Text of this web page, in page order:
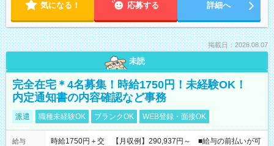
気になる！ 応募する 詳細へ
掲載日：2026.08.07
未読
完全在宅＊4名募集！時給1750円！未経験OK！
内定通知書の内容確認など事務
派遣 職種未経験OK ブランクOK WEB登録・面接OK
給与
時給1750円＋交 【月収例】290,937円～ ■給与の前払いが可